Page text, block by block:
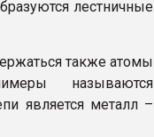
лестничные
также атомы
называются
является металл –